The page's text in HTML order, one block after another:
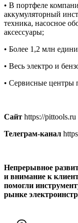
• В портфеле
аккумуляторный
техника, насосное
аксессуары;
• Более 1,2 млн
• Весь электро и
• Сервисные центры
Сайт https://pittools.ru
Телеграм-канал
Непрерывное
и внимание к
помогли
рынке